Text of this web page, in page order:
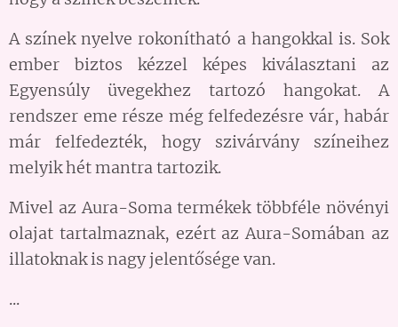
A színek nyelve rokonítható a hangokkal is. Sok
ember biztos kézzel képes kiválasztani az
Egyensúly üvegekhez tartozó hangokat. A
rendszer eme része még felfedezésre vár, habár
már felfedezték, hogy szivárvány színeihez
melyik hét mantra tartozik.
Mivel az Aura-Soma termékek többféle növényi
olajat tartalmaznak, ezért az Aura-Somában az
illatoknak is nagy jelentősége van.
...